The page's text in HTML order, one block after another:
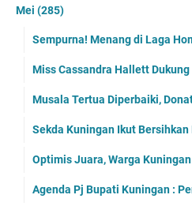
Mei (285)
Sempurna! Menang di Laga
Miss Cassandra Hallett
Musala Tertua Diperbaiki,
Sekda Kuningan Ikut Bersihkan
Optimis Juara, Warga
Agenda Pj Bupati Kuningan :